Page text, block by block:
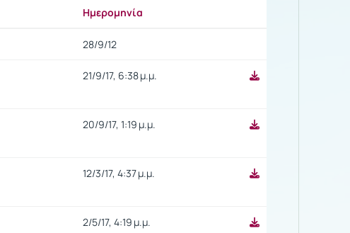
Ημερομηνία
28/9/12
21/9/17, 6:38 μ.μ.
20/9/17, 1:19 μ.μ.
12/3/17, 4:37 μ.μ.
2/5/17, 4:19 μ.μ.